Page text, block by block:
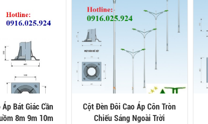
Bát Giác Cần
8m 9m 10m
Cột Đèn Đôi Cao Áp Côn Tròn
Chiếu Sáng Ngoài Trời